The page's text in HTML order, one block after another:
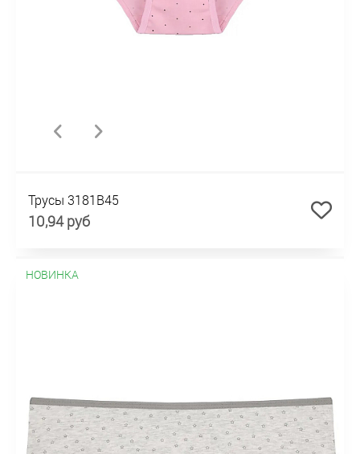
Трусы 3181B45
10,94 руб
НОВИНКА